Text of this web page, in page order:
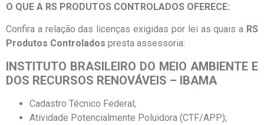
O QUE A RS PRODUTOS CONTROLADOS OFERECE:
Confira a relação das licenças exigidas por lei as quais a RS
Produtos Controlados presta assessoria:
INSTITUTO BRASILEIRO DO MEIO AMBIENTE E
DOS RECURSOS RENOVÁVEIS – IBAMA
Cadastro Técnico Federal;
Atividade Potencialmente Poluidora (CTF/APP);